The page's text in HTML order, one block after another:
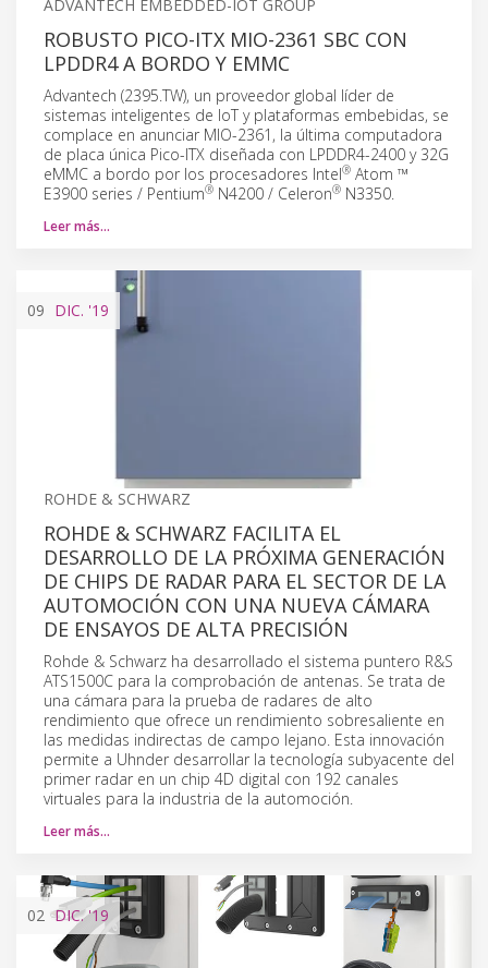
ADVANTECH EMBEDDED-IOT GROUP
ROBUSTO PICO-ITX MIO-2361 SBC CON
LPDDR4 A BORDO Y EMMC
Advantech (2395.TW), un proveedor global líder de
sistemas inteligentes de IoT y plataformas embebidas, se
complace en anunciar MIO-2361, la última computadora
de placa única Pico-ITX diseñada con LPDDR4-2400 y 32G
eMMC a bordo por los procesadores Intel® Atom ™
E3900 series / Pentium® N4200 / Celeron® N3350.
Leer más…
09 DIC. '19
ROHDE & SCHWARZ
ROHDE & SCHWARZ FACILITA EL
DESARROLLO DE LA PRÓXIMA GENERACIÓN
DE CHIPS DE RADAR PARA EL SECTOR DE LA
AUTOMOCIÓN CON UNA NUEVA CÁMARA
DE ENSAYOS DE ALTA PRECISIÓN
Rohde & Schwarz ha desarrollado el sistema puntero R&S
ATS1500C para la comprobación de antenas. Se trata de
una cámara para la prueba de radares de alto
rendimiento que ofrece un rendimiento sobresaliente en
las medidas indirectas de campo lejano. Esta innovación
permite a Uhnder desarrollar la tecnología subyacente del
primer radar en un chip 4D digital con 192 canales
virtuales para la industria de la automoción.
Leer más…
02 DIC.'19